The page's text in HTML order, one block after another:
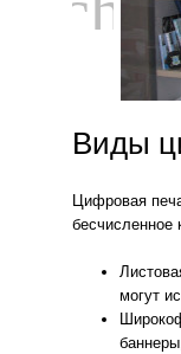
Виды
Цифровая
бесчисленное
могут